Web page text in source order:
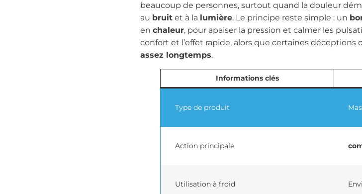
beaucoup de personnes, surtout quand la douleur
au bruit et à la lumière. Le principe reste simple : un
en chaleur, pour apaiser la pression et calmer les
confort et l’effet rapide, alors que certaines déceptions
assez longtemps.
Informations clés
Type de produit
Action principale
Utilisation à froid